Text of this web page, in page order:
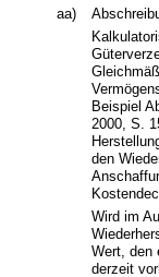
aa)
Beispiel
2000, S.
den
Wird im
Wert, den
derzeit